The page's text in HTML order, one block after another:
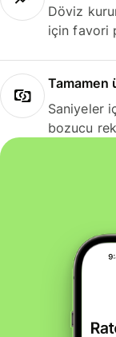
Döviz
için favori
Tamamen
Saniyeler
bozucu